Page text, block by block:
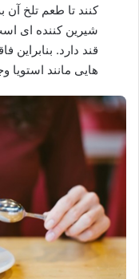
کنند تا طعم تلخ آن
شیرین کننده ای
قند دارد.
هایی مانند استویا